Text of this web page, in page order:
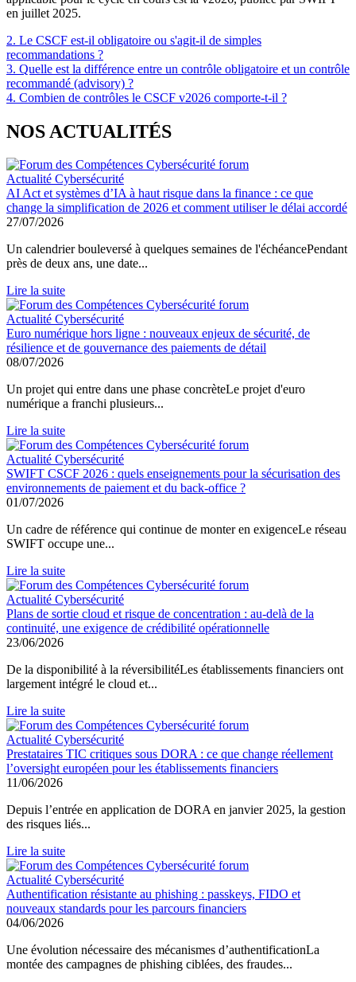
en juillet 2025.
2. Le CSCF est-il obligatoire ou s'agit-il de simples
recommandations ?
3. Quelle est la différence entre un contrôle obligatoire et un contrôle
recommandé (advisory) ?
4. Combien de contrôles le CSCF v2026 comporte-t-il ?
NOS ACTUALITÉS
Actualité Cybersécurité
AI Act et systèmes d’IA à haut risque dans la finance : ce que
change la simplification de 2026 et comment utiliser le délai accordé
27/07/2026
Un calendrier bouleversé à quelques semaines de l'échéancePendant
près de deux ans, une date...
Lire la suite
Actualité Cybersécurité
Euro numérique hors ligne : nouveaux enjeux de sécurité, de
résilience et de gouvernance des paiements de détail
08/07/2026
Un projet qui entre dans une phase concrèteLe projet d'euro
numérique a franchi plusieurs...
Lire la suite
Actualité Cybersécurité
SWIFT CSCF 2026 : quels enseignements pour la sécurisation des
environnements de paiement et du back-office ?
01/07/2026
Un cadre de référence qui continue de monter en exigenceLe réseau
SWIFT occupe une...
Lire la suite
Actualité Cybersécurité
Plans de sortie cloud et risque de concentration : au-delà de la
continuité, une exigence de crédibilité opérationnelle
23/06/2026
De la disponibilité à la réversibilitéLes établissements financiers ont
largement intégré le cloud et...
Lire la suite
Actualité Cybersécurité
Prestataires TIC critiques sous DORA : ce que change réellement
l’oversight européen pour les établissements financiers
11/06/2026
Depuis l’entrée en application de DORA en janvier 2025, la gestion
des risques liés...
Lire la suite
Actualité Cybersécurité
Authentification résistante au phishing : passkeys, FIDO et
nouveaux standards pour les parcours financiers
04/06/2026
Une évolution nécessaire des mécanismes d’authentificationLa
montée des campagnes de phishing ciblées, des fraudes...